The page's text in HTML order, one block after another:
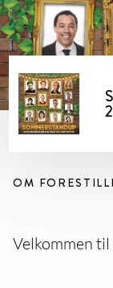
OM
Velkommen